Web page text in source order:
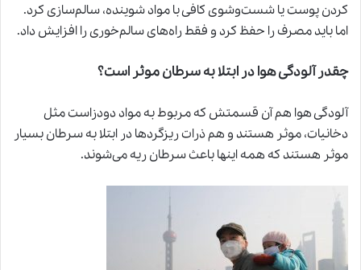
کردن پوست یا شست‌وشوی کافی با مواد شوینده، سالم‌سازی کرد.
اما باید مصرف را حفظ کرد و فقط راه‌های سالم‌خوری را افزایش داد.
چقدر آلودگی هوا در ابتلا به سرطان موثر است؟
آلودگی هوا هم آن قسمتش که مربوط به مواد دودزاست مثل
دخانیات، موثر هستند و هم ذرات ریزگردها در ابتلا به سرطان بسیار
موثر هستند که همه اینها باعث سرطان ریه می‌شوند.